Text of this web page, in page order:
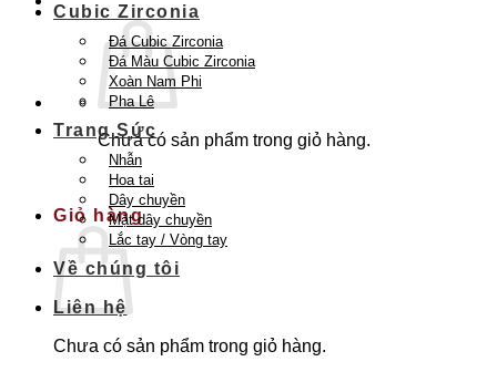
Chưa có sản phẩm trong giỏ hàng.
Quay trở lại cửa hàng
Giỏ hàng
Chưa có sản phẩm trong giỏ hàng.
Cubic Zirconia
Đá Cubic Zirconia
Đá Màu Cubic Zirconia
Xoàn Nam Phi
Pha Lê
Trang Sức
Nhẫn
Hoa tai
Dây chuyền
Mặt dây chuyền
Lắc tay / Vòng tay
Về chúng tôi
Liên hệ